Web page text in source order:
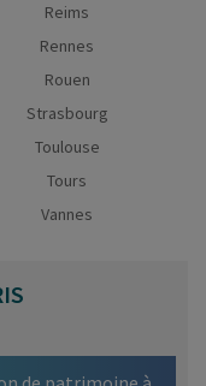
Reims
Rennes
Rouen
Strasbourg
Toulouse
Tours
Vannes